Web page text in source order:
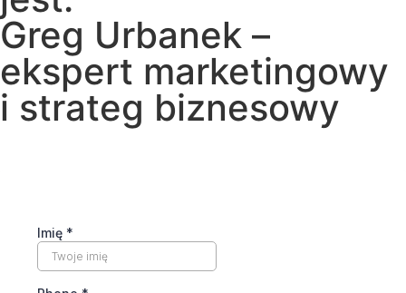
Greg Urbanek –
ekspert marketingowy
i strateg biznesowy